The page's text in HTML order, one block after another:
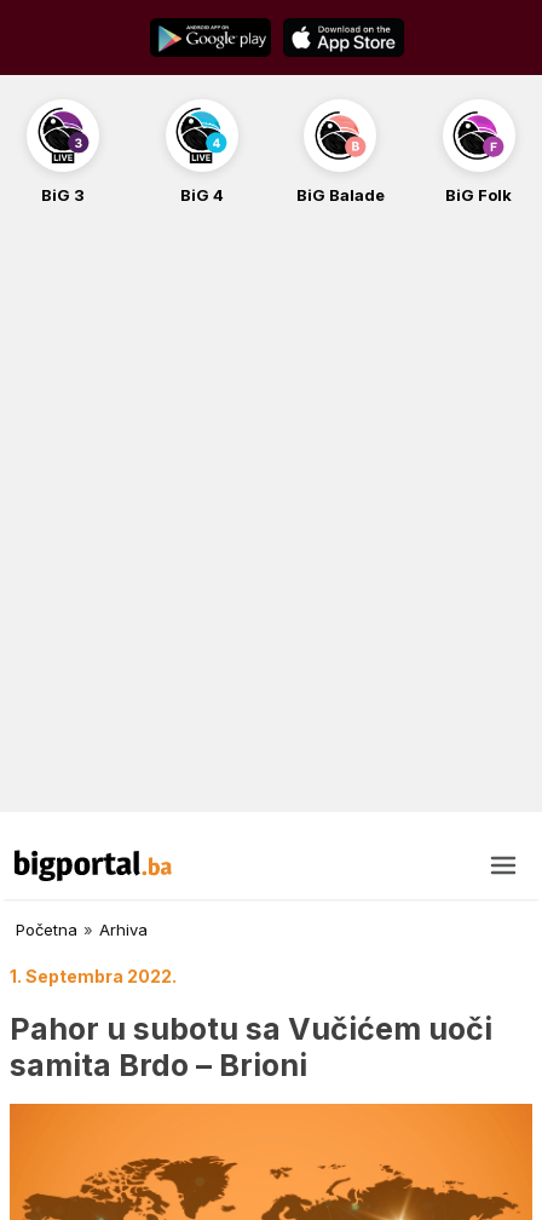
content
BiG 3 BiG 4 BiG Balade BiG Folk
Početna » Arhiva
1. Septembra 2022.
Pahor u subotu sa Vučićem uoči
samita Brdo – Brioni